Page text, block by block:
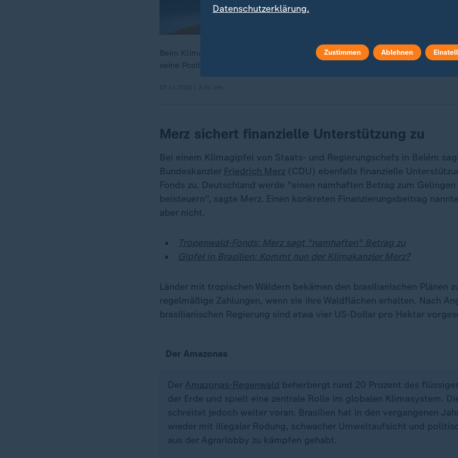
Beim Klimagipfel vor der COP30 in Brasilien trete der Bundeskanzler nicht
seine Positionierung sei aber "sehr tastend", so ZDF-Korrespondent Wulf
Merz sichert finanzielle Unterstützung zu
Bei einem Klimagipfel von Staats- und Regierungschefs in Belém
Bundeskanzler Friedrich Merz (CDU) ebenfalls finanzielle
Fonds zu. Deutschland werde "einen namhaften Betrag zum
beisteuern", sagte Merz. Einen konkreten Finanzierungsbeitrag
aber nicht.
Tropenwald-Fonds: Merz sagt "namhaften" Betrag zu
Gipfel in Brasilien: Kommt nun der Klimakanzler Merz?
Länder mit tropischen Wäldern bekämen den brasilianischen Plänen
regelmäßige Zahlungen, wenn sie ihre Waldflächen erhalten. Nach
brasilianischen Regierung sind etwa vier US-Dollar pro Hektar
Der Amazonas
Der Amazonas-Regenwald beherbergt rund 20 Prozent des
der Erde und spielt eine zentrale Rolle im globalen Klimasystem.
schreitet jedoch weiter voran. Brasilien hat in den vergangenen
wieder mit illegaler Rodung, schwacher Umweltaufsicht und
aus der Agrarlobby zu kämpfen gehabt.
Datenschutzerklärung.
Zustimmen Ablehnen